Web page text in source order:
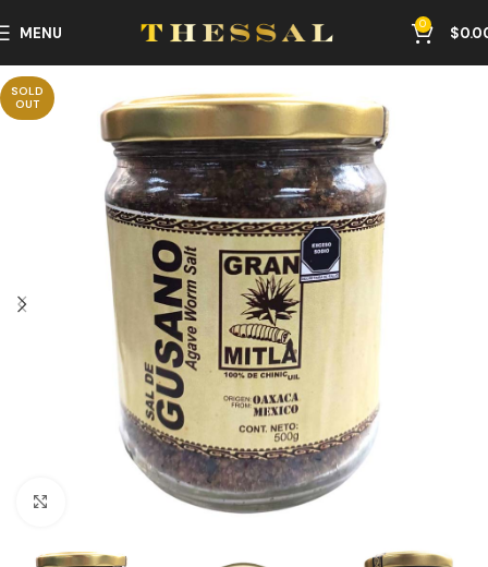
MENU 0 $
SOLD
OUT
Click to enlarge